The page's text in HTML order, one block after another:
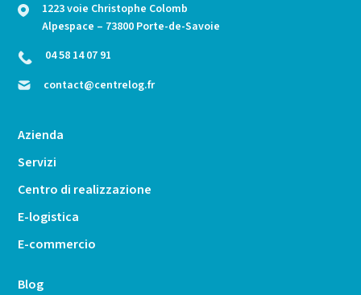
1223 voie Christophe Colomb
Alpespace – 73800 Porte-de-Savoie
04 58 14 07 91
contact@centrelog.fr
Azienda
Servizi
Centro di realizzazione
E-logistica
E-commercio
Blog